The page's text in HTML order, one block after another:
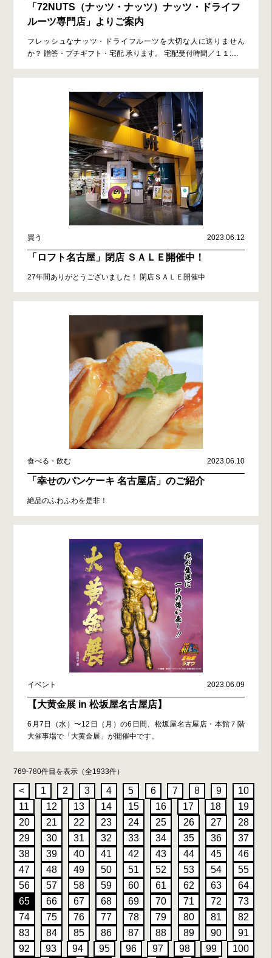
「72NUTS（ナッツ・ナッツ）ナッツ・ドライフ
ルーツ専門店」よりご案内
フレッシュなナッツ・ドライフルーツを大切な人に送りません
か？ 贈答・プチギフト・宅配 承ります。 宅配受付時間／１１:
買う 2023.06.12
「ロフト名古屋」閉店 ＳＡＬＥ開催中！
27年間ありがとうございました！ 閉店ＳＡＬＥ開催中
食べる・飲む 2023.06.10
「幸せのパンケーキ 名古屋店」のご紹介
絶品のふわふわを是非！
イベント 2023.06.09
【大黄金展 in 松坂屋名古屋店】
6月7日（水）〜12日（月）の6日間、松坂屋名古屋店・本館７階
大催事場で「大黄金展」が開催中です。
769-780件目を表示（全1933件）
< 1 2 3 4 5 6 7 8 9
10
11
12 13 14 15 16 17 18
19
20
21 22 23 24 25 26 27
28
29
30 31 32 33 34 35 36
37
38
39 40 41 42 43 44 45
46
47
48 49 50 51 52 53 54
55
56
57 58 59 60 61 62 63
64
65
66 67 68 69 70 71 72
73
74
75 76 77 78 79 80 81
82
83
84 85 86 87 88 89 90
91
92
93 94 95 96 97 98 99
100